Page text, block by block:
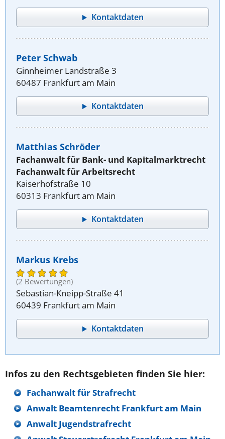
Kontaktdaten
Peter Schwab
Ginnheimer Landstraße 3
60487 Frankfurt am Main
Kontaktdaten
Matthias Schröder
Fachanwalt für Bank- und Kapitalmarktrecht
Fachanwalt für Arbeitsrecht
Kaiserhofstraße 10
60313 Frankfurt am Main
Kontaktdaten
Markus Krebs
(2 Bewertungen)
Sebastian-Kneipp-Straße 41
60439 Frankfurt am Main
Kontaktdaten
Infos zu den Rechtsgebieten finden Sie hier:
Fachanwalt für Strafrecht
Anwalt Beamtenrecht Frankfurt am Main
Anwalt Jugendstrafrecht